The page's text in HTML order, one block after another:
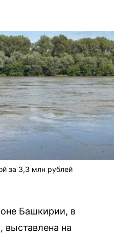
за 3,3 млн рублей
Башкирии, в
на